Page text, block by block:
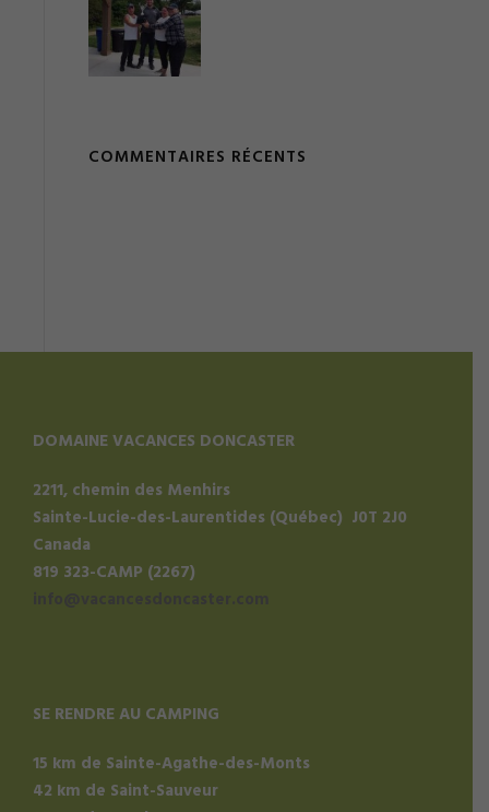
COMMENTAIRES RÉCENTS
DOMAINE VACANCES DONCASTER
2211, chemin des Menhirs
Sainte-Lucie-des-Laurentides (Québec) J0T 2J0
Canada
819 323-CAMP (2267)
SE RENDRE AU CAMPING
15 km de Sainte-Agathe-des-Monts
42 km de Saint-Sauveur